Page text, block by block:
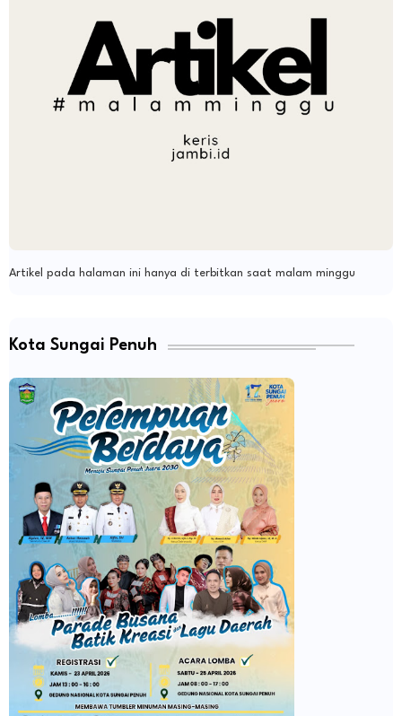
Artikel pada halaman ini hanya di terbitkan saat malam minggu
Kota Sungai Penuh